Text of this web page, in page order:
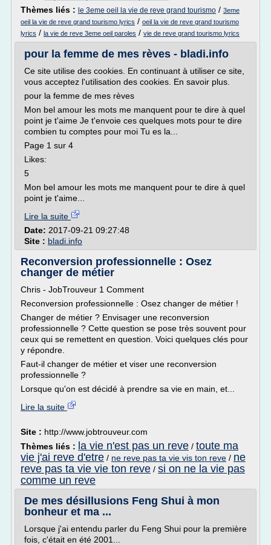
Thèmes liés : le 3eme oeil la vie de reve grand tourismo / 3eme
oeil la vie de reve grand tourismo lyrics / oeil la vie de reve grand tourismo
lyrics / la vie de reve 3eme oeil paroles / vie de reve grand tourismo lyrics
pour la femme de mes rèves - bladi.info
Ce site utilise des cookies. En continuant à utiliser ce site,
vous acceptez l'utilisation des cookies. En savoir plus.
pour la femme de mes rèves
Mon bel amour les mots me manquent pour te dire à quel
point je t'aime Je t'envoie ces quelques mots pour te dire
combien tu comptes pour moi Tu es la...
Page 1 sur 4
Likes:
5
Mon bel amour les mots me manquent pour te dire à quel
point je t'aime...
Lire la suite
Date: 2017-09-21 09:27:48
Site : bladi.info
Reconversion professionnelle : Osez
changer de métier
Chris - JobTrouveur 1 Comment
Reconversion professionnelle : Osez changer de métier !
Changer de métier ? Envisager une reconversion
professionnelle ? Cette question se pose très souvent pour
ceux qui se remettent en question. Voici quelques clés pour
y répondre.
Faut-il changer de métier et viser une reconversion
professionnelle ?
Lorsque qu'on est décidé à prendre sa vie en main, et...
Lire la suite
Site : http://www.jobtrouveur.com
Thèmes liés : la vie n'est pas un reve / toute ma
vie j'ai reve d'etre / ne reve pas ta vie vis ton reve / ne
reve pas ta vie vie ton reve / si on ne la vie pas
comme un reve
De mes désillusions Feng Shui à mon
bonheur et ma ...
Lorsque j'ai entendu parler du Feng Shui pour la première
fois, c'était en été 2001...